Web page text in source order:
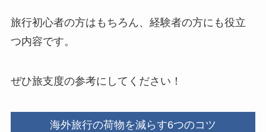
旅行初心者の方はもちろん、経験者の方にも役立
つ内容です。
ぜひ旅支度の参考にしてください！
海外旅行の荷物を減らす6つのコツ